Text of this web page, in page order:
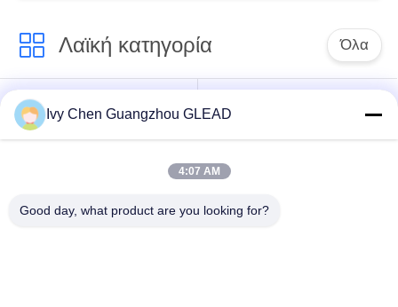
Λαϊκή κατηγορία Όλα
Εμπορικός
μαγειρεύοντας
εξοπλισμός
Μαγειρεύοντας
εξοπλισμός κουζινών
εξοπλισμός
επεξεργασίας
Ivy Chen Guangzhou GLEAD
4:07 AM
Good day, what product are you looking for?